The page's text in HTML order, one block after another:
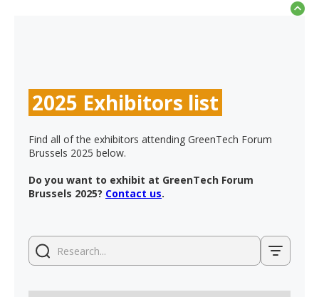
2025 Exhibitors list
Find all of the exhibitors attending GreenTech Forum
Brussels 2025 below.
Do you want to exhibit at GreenTech Forum
Brussels 2025? Contact us.